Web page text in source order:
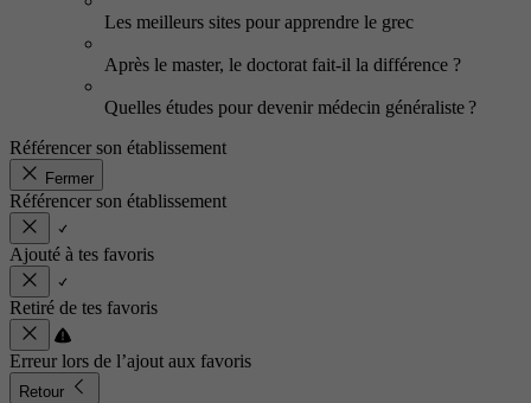
Les meilleurs sites pour apprendre le grec
Après le master, le doctorat fait-il la différence ?
Quelles études pour devenir médecin généraliste ?
Référencer son établissement
Fermer
Référencer son établissement
Ajouté à tes favoris
Retiré de tes favoris
Erreur lors de l’ajout aux favoris
Retour